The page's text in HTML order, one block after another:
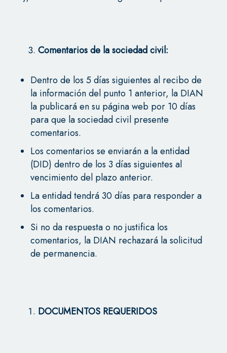
Comentarios de la sociedad civil:
Dentro de los 5 días siguientes al recibo de
la información del punto 1 anterior, la DIAN
la publicará en su página web por 10 días
para que la sociedad civil presente
comentarios.
Los comentarios se enviarán a la entidad
(DID) dentro de los 3 días siguientes al
vencimiento del plazo anterior.
La entidad tendrá 30 días para responder a
los comentarios.
Si no da respuesta o no justifica los
comentarios, la DIAN rechazará la solicitud
de permanencia.
DOCUMENTOS REQUERIDOS